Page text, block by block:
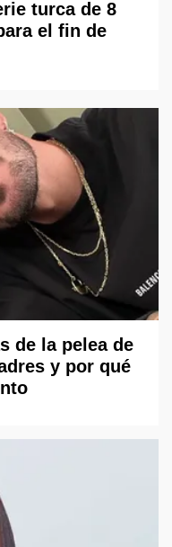
turca de 8
el fin de
de la pelea de
y por qué